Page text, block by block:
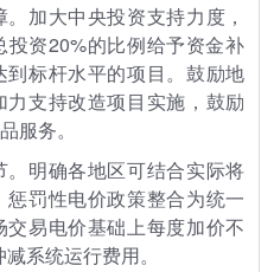
加大中央投资支持力度，
资20%的比例给予资金补
标杆水平的项目。鼓励地
支持改造项目实施，鼓励
服务。
明确各地区可结合实际将
罚性电价政策整合为统一
易电价基础上每度加价不
系统运行费用。